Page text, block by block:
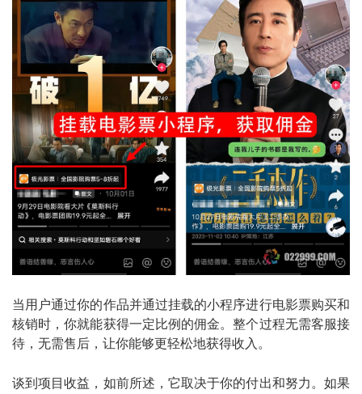
当用户通过你的作品并通过挂载的小程序进行电影票购买和
核销时，你就能获得一定比例的佣金。整个过程无需客服接
待，无需售后，让你能够更轻松地获得收入。
谈到项目收益，如前所述，它取决于你的付出和努力。如果